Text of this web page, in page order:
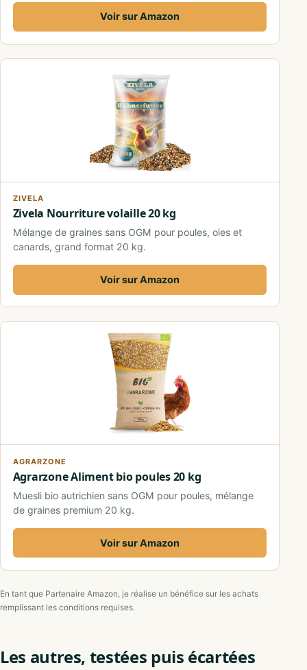
Voir sur Amazon
ZIVELA
Zivela Nourriture volaille 20 kg
Mélange de graines sans OGM pour poules, oies et
canards, grand format 20 kg.
Voir sur Amazon
AGRARZONE
Agrarzone Aliment bio poules 20 kg
Muesli bio autrichien sans OGM pour poules, mélange
de graines premium 20 kg.
Voir sur Amazon
En tant que Partenaire Amazon, je réalise un bénéfice sur les achats
remplissant les conditions requises.
Les autres, testées puis écartées